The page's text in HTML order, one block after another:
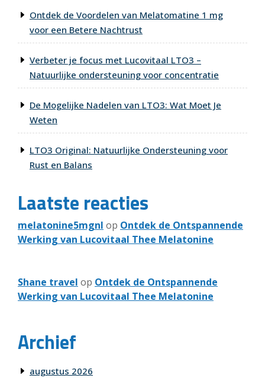
Ontdek de Voordelen van Melatomatine 1 mg
voor een Betere Nachtrust
Verbeter je focus met Lucovitaal LTO3 –
Natuurlijke ondersteuning voor concentratie
De Mogelijke Nadelen van LTO3: Wat Moet Je
Weten
LTO3 Original: Natuurlijke Ondersteuning voor
Rust en Balans
Laatste reacties
melatonine5mgnl op Ontdek de Ontspannende
Werking van Lucovitaal Thee Melatonine
Shane travel op Ontdek de Ontspannende
Werking van Lucovitaal Thee Melatonine
Archief
augustus 2026